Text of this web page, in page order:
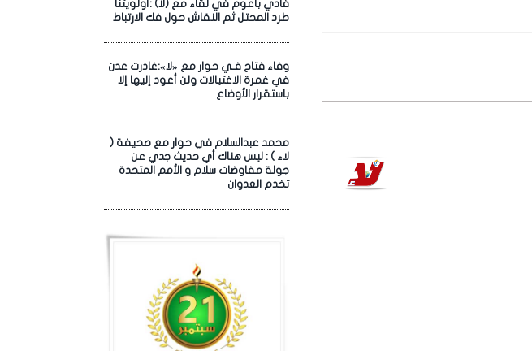
فادي باعوم في لقاء مع (لا) :أولويتنا
طرد المحتل ثم النقاش حول فك الارتباط
وفاء فتاح فـي حوار مع «لا»:غادرت عدن
في غمرة الاغتيالات ولن أعود إليها إلا
باستقرار الأوضاع
محمد عبدالسلام في حوار مع صحيفة (
لاء ) : ليس هناك أي حديث جدي عن
جولة مفاوضات سلام و الأمم المتحدة
تخدم العدوان